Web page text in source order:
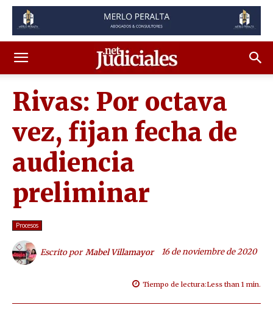
Rivas: Por octava
vez, fijan fecha de
audiencia
preliminar
Procesos
Escrito por Mabel Villamayor 16 de noviembre de 2020
Tiempo de lectura:Less than 1 min.